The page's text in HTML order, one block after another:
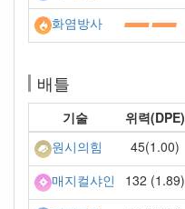
화염방사
배틀
기술 위력(DPE)
원시의힘
45(1.00)
매지컬샤인
132 (1.89)